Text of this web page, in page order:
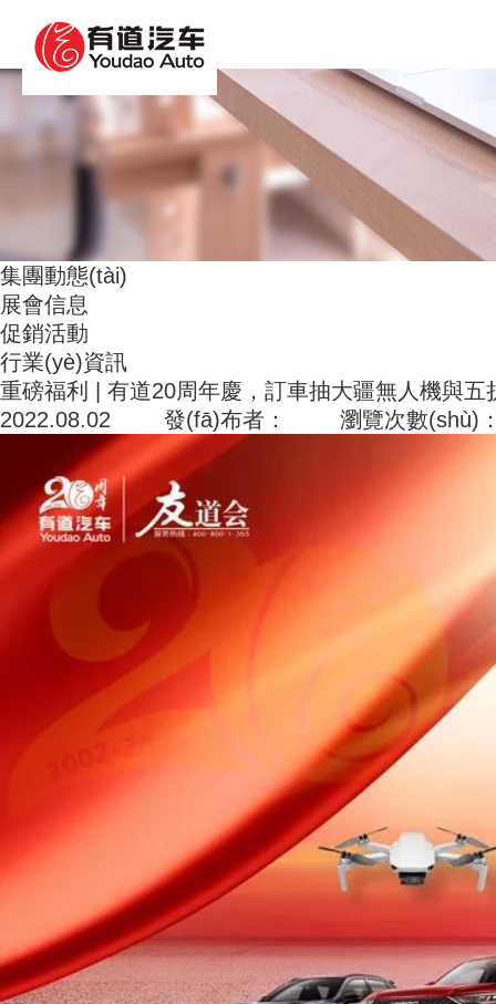
集團動態(tài)
展會信息
促銷活動
行業(yè)資訊
重磅福利 | 有道20周年慶，訂車抽大疆無人機與五
2022.08.02 發(fā)布者： 瀏覽次數(shù)